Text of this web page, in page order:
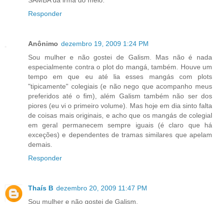
Responder
Anônimo dezembro 19, 2009 1:24 PM
Sou mulher e não gostei de Galism. Mas não é nada
especialmente contra o plot do mangá, também. Houve um
tempo em que eu até lia esses mangás com plots
"tipicamente" colegiais (e não nego que acompanho meus
preferidos até o fim), além Galism também não ser dos
piores (eu vi o primeiro volume). Mas hoje em dia sinto falta
de coisas mais originais, e acho que os mangás de colegial
em geral permanecem sempre iguais (é claro que há
exceções) e dependentes de tramas similares que apelam
demais.
Responder
Thaís B dezembro 20, 2009 11:47 PM
Sou mulher e não gostei de Galism.